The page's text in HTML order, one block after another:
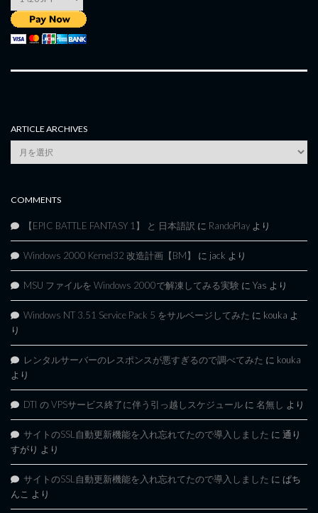
ARTICLE ARCHIVES
Article
Archives
COMMENTS
【EPIC BATTLE FANTASY 1】 と 日本語訳 に RandoPlay より
Windows 2000 Kernel32 改造計画【BM】 に jack より
MSU ファイルを Windows 2000で解凍してみる実験 に Yas より
Windows NT 3.51 Service Pack 5 をサルベージしてみた に kouka よ
り
レンタルサーバーのレスポンスが悪すぎるので調べてみた に kouka
より
DTI の VPSサービス終了に伴う引っ越しスケジュール に 名無し より
サイトのSSL自動更新機能を入れ忘れてたので導入しました に 通り
すがり より
サイトのSSL自動更新機能を入れ忘れてたので導入しました に ぱち
んこ より